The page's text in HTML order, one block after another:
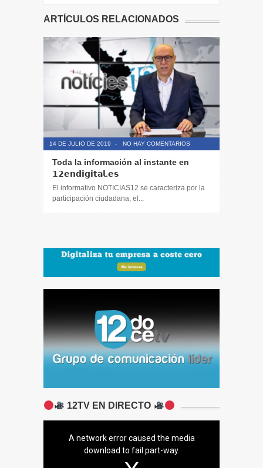
ARTÍCULOS RELACIONADOS
14 DE JULIO DE 2019 - NO HAY COMENTARIOS
Toda la información al instante en
𝟭𝟮𝗲𝗻𝗱𝗶𝗴𝗶𝘁𝗮𝗹.𝗲𝘀
El informativo NOTICIAS12 se caracteriza por la
participación ciudadana, el...
12TV EN DIRECTO
A network error caused the media
download to fail part-way.